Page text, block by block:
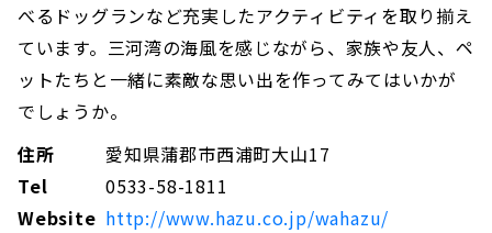
べるドッグランなど充実したアクティビティを取り揃え
ています。三河湾の海風を感じながら、家族や友人、ペ
ットたちと一緒に素敵な思い出を作ってみてはいかが
でしょうか。
住所
愛知県蒲郡市西浦町大山17
Tel
0533-58-1811
Website http://www.hazu.co.jp/wahazu/